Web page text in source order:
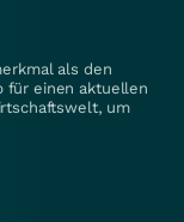
als den
für einen aktuellen
um